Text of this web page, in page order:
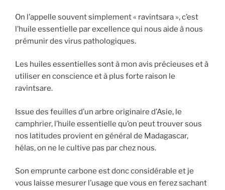
On l’appelle souvent simplement « ravintsara », c’est
l’huile essentielle par excellence qui nous aide à nous
prémunir des virus pathologiques.
Les huiles essentielles sont à mon avis précieuses et à
utiliser en conscience et à plus forte raison le
ravintsare.
Issue des feuilles d’un arbre originaire d’Asie, le
camphrier, l’huile essentielle qu’on peut trouver sous
nos latitudes provient en général de Madagascar,
hélas, on ne le cultive pas par chez nous.
Son emprunte carbone est donc considérable et je
vous laisse mesurer l’usage que vous en ferez sachant